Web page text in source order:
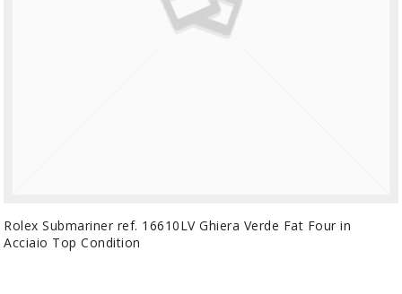
Rolex Submariner ref. 16610LV Ghiera Verde Fat Four in
Acciaio Top Condition